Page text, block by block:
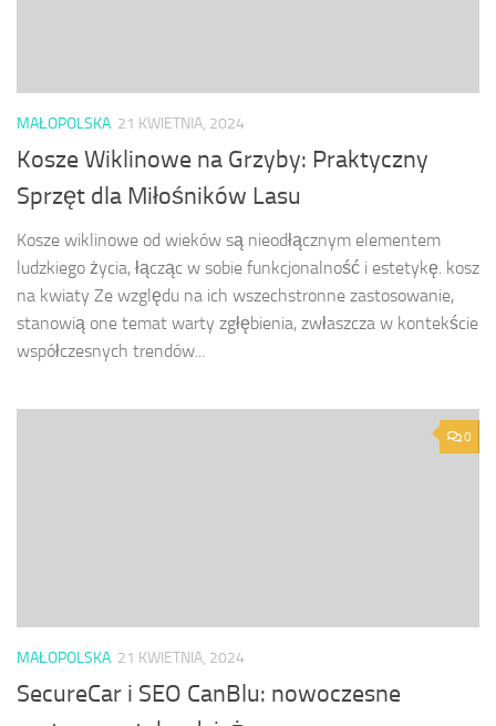
MAŁOPOLSKA 21 KWIETNIA, 2024
Kosze Wiklinowe na Grzyby: Praktyczny
Sprzęt dla Miłośników Lasu
Kosze wiklinowe od wieków są nieodłącznym elementem
ludzkiego życia, łącząc w sobie funkcjonalność i estetykę. kosz
na kwiaty Ze względu na ich wszechstronne zastosowanie,
stanowią one temat warty zgłębienia, zwłaszcza w kontekście
współczesnych trendów...
0
MAŁOPOLSKA 21 KWIETNIA, 2024
SecureCar i SEO CanBlu: nowoczesne